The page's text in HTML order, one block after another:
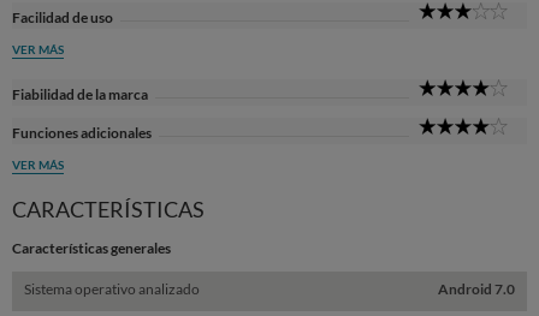
Facilidad de uso
VER MÁS
Fiabilidad de la marca
Funciones adicionales
VER MÁS
CARACTERÍSTICAS
Características generales
Sistema operativo analizado Android 7.0